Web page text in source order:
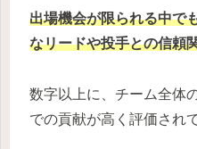
出場機会が限られる中で
なリードや投手との信頼
数字以上に、チーム全体
での貢献が高く評価され